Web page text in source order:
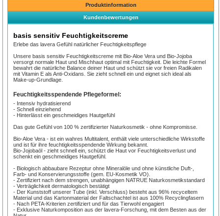
Produktinformation
Kundenbewertungen
basis sensitiv Feuchtigkeitscreme
Erlebe das lavera Gefühl natürlicher Feuchtigkeitspflege
Unsere basis sensitiv Feuchtigkeitscreme mit Bio-Aloe Vera und Bio-Jojoba
versorgt normale Haut und Mischhaut optimal mit Feuchtigkeit. Die leichte Formel
bewahrt die natürliche Balance deiner Haut und schützt sie vor freien Radikalen
mit Vitamin E als Anti-Oxidans. Sie zieht schnell ein und eignet sich ideal als
Make-up-Grundlage.
Feuchtigkeitsspendende Pflegeformel:
- Intensiv hydratisierend
- Schnell einziehend
- Hinterlässt ein geschmeidiges Hautgefühl
Das gute Gefühl von 100 % zertifizierter Naturkosmetik - ohne Kompromisse.
Bio-Aloe Vera - ist ein wahres Multitalent, enthält viele unterschiedliche Wirkstoffe
und ist für ihre feuchtigkeitsspendende Wirkung bekannt.
Bio-Jojobaöl - zieht schnell ein, schützt die Haut vor Feuchtigkeitsverlust und
schenkt ein geschmeidiges Hautgefühl.
- Biologisch abbaubare Rezeptur ohne Mineralöle und ohne künstliche Duft-,
Farb- und Konservierungsstoffe (gem. EU-Kosmetik VO).
- Zertifiziert nach dem strengen, unabhängigen NATRUE Naturkosmetikstandard
- Verträglichkeit dermatologisch bestätigt
- Der Kunststoff unserer Tube (inkl. Verschluss) besteht aus 96% recyceltem
Material und das Kartonmaterial der Faltschachtel ist aus 100% Recyclingfasern
- Nach PETA-Kriterien zertifiziert und für das Tierwohl engagiert
- Exklusive Naturkomposition aus der lavera-Forschung, mit dem Besten aus der